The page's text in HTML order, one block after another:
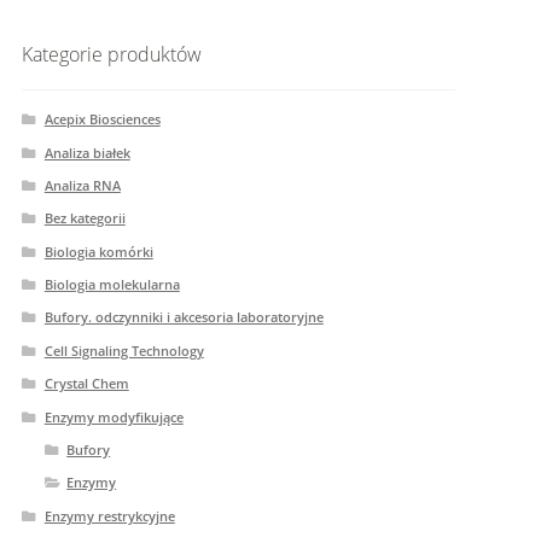
Kategorie produktów
Acepix Biosciences
Analiza białek
Analiza RNA
Bez kategorii
Biologia komórki
Biologia molekularna
Bufory. odczynniki i akcesoria laboratoryjne
Cell Signaling Technology
Crystal Chem
Enzymy modyfikujące
Bufory
Enzymy
Enzymy restrykcyjne